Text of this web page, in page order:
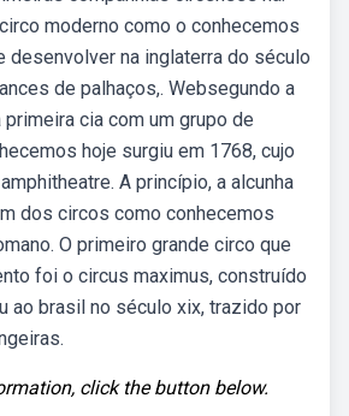
moderno como o conhecemos
desenvolver na inglaterra do século
de palhaços,. Websegundo a
cia com um grupo de
hoje surgiu em 1768, cujo
A princípio, a alcunha
dos circos como conhecemos
O primeiro grande circo que
foi o circus maximus, construído
ao brasil no século xix, trazido por
click the button below.